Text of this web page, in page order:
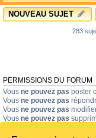
NOUVEAU SUJET
283
PERMISSIONS DU FORUM
Vous ne pouvez pas poster
Vous ne pouvez pas
Vous ne pouvez pas
Vous ne pouvez pas